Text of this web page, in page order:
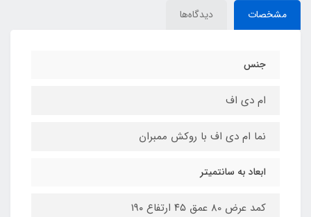
مشخصات دیدگاه‌ها
جنس
ام دی اف
نما ام دی اف با روکش ممبران
ابعاد به سانتمیتر
کمد عرض 80 عمق ۴۵ ارتفاع ۱۹۰